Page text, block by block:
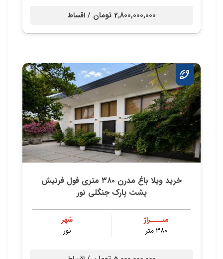
2,800,000,000 تومان / اقساط
خرید ویلا باغ مدرن ۳۸۰ متری فول فرنیش
پشت پارک جنگلی نور
متــــراژ
۳۸۰ متر
شهر
نور